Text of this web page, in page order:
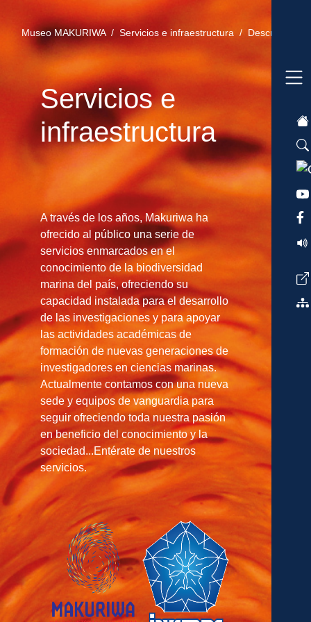
Museo MAKURIWA /Servicios e infraestructura / Descripción
Servicios e
infraestructura
A través de los años, Makuriwa ha
ofrecido al público una serie de
servicios enmarcados en el
conocimiento de la biodiversidad
marina del país, ofreciendo su
capacidad instalada para el desarrollo
de las investigaciones y para apoyar
las actividades académicas de
formación de nuevas generaciones de
investigadores en ciencias marinas.
Actualmente contamos con una nueva
sede y equipos de vanguardia para
seguir ofreciendo toda nuestra pasión
en beneficio del conocimiento y la
sociedad...Entérate de nuestros
servicios.